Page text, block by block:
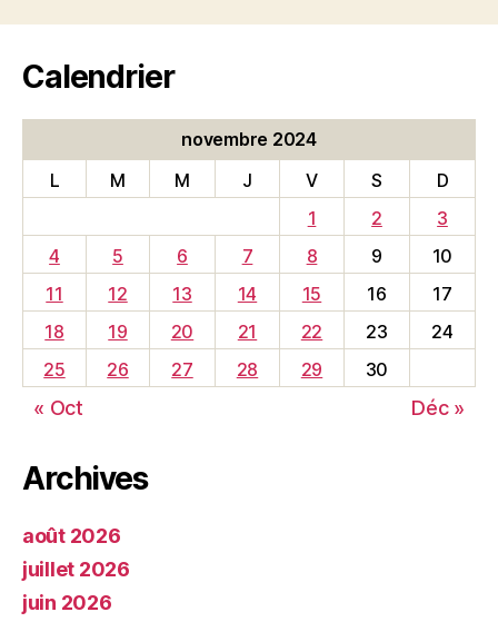
Calendrier
novembre 2024
L
M M J V S
D
1
2
3
4
5 6 7 8 9
10
11
12 13 14 15 16
17
18
19 20 21 22 23
24
25
26 27 28 29 30
« Oct Déc »
Archives
août 2026
juillet 2026
juin 2026